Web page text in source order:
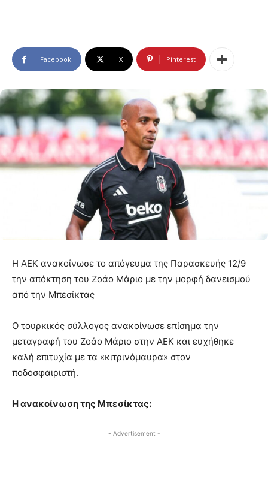
Facebook X Pinterest
Η ΑΕΚ ανακοίνωσε το απόγευμα της Παρασκευής 12/9
την απόκτηση του Ζοάο Μάριο με την μορφή δανεισμού
από την Μπεσίκτας
Ο τουρκικός σύλλογος ανακοίνωσε επίσημα την
μεταγραφή του Ζοάο Μάριο στην ΑΕΚ και ευχήθηκε
καλή επιτυχία με τα «κιτρινόμαυρα» στον
ποδοσφαιριστή.
Η ανακοίνωση της Μπεσίκτας:
- Advertisement -